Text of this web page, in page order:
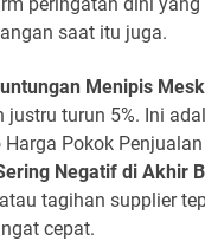
saat itu juga.
Menipis
justru turun 5%. Ini
Harga Pokok
Negatif di Akhir
tagihan supplier
cepat.